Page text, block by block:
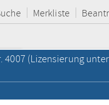
Merkliste
4007(Lizensierung unter